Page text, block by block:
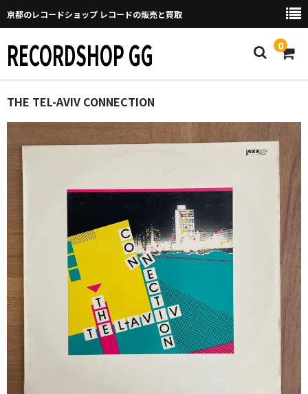
京都のレコードショップ レコードの販売と買取
RECORDSHOP GG 0
Home
マイページ
GGについて
買取について
取り置きなどについて
Categories
New Arrivals
GG RECORD （当店のレーベル）
THE TEL-AVIV CONNECTION